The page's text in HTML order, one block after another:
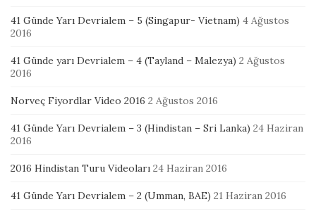
41 Günde Yarı Devrialem – 5 (Singapur- Vietnam) 4 Ağustos
2016
41 Günde yarı Devrialem – 4 (Tayland – Malezya) 2 Ağustos
2016
Norveç Fiyordlar Video 2016 2 Ağustos 2016
41 Günde Yarı Devrialem – 3 (Hindistan – Sri Lanka) 24 Haziran
2016
2016 Hindistan Turu Videoları 24 Haziran 2016
41 Günde Yarı Devrialem – 2 (Umman, BAE) 21 Haziran 2016